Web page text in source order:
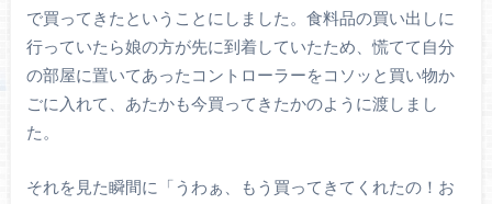
で買ってきたということにしました。食料品の買い出しに
行っていたら娘の方が先に到着していたため、慌てて自分
の部屋に置いてあったコントローラーをコソッと買い物か
ごに入れて、あたかも今買ってきたかのように渡しまし
た。
それを見た瞬間に「うわぁ、もう買ってきてくれたの！お